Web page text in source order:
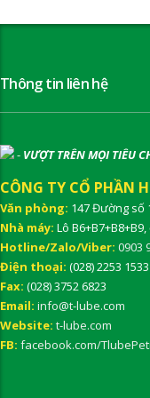
Thông tin liên hệ
- VƯỢT TRÊN MỌI TIÊU
CÔNG TY CỔ PHẦN
Văn phòng: 147 Đường số
Nhà máy: Lô
Hotline/Zalo/Viber: 0903
Điện thoại: (028) 2253 1533
Fax: (028) 3752 6823
Email: info@t-lube.com
Website: t-lube.com
FB: facebook.com/